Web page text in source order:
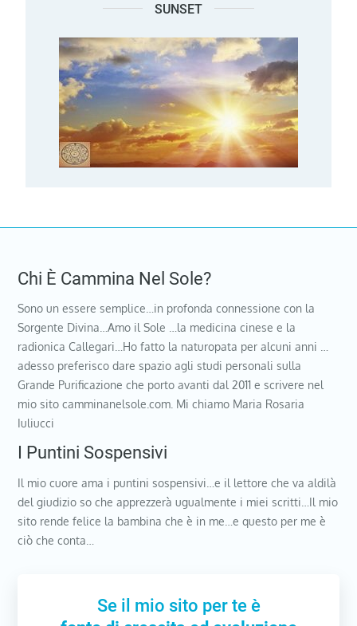
SUNSET
Chi È Cammina Nel Sole?
Sono un essere semplice…in profonda connessione con la
Sorgente Divina…Amo il Sole …la medicina cinese e la
radionica Callegari…Ho fatto la naturopata per alcuni anni …
adesso preferisco dare spazio agli studi personali sulla
Grande Purificazione che porto avanti dal 2011 e scrivere nel
mio sito camminanelsole.com. Mi chiamo Maria Rosaria
Iuliucci
I Puntini Sospensivi
Il mio cuore ama i puntini sospensivi…e il lettore che va aldilà
del giudizio so che apprezzerà ugualmente i miei scritti…Il mio
sito rende felice la bambina che è in me…e questo per me è
ciò che conta…
Se il mio sito per te è